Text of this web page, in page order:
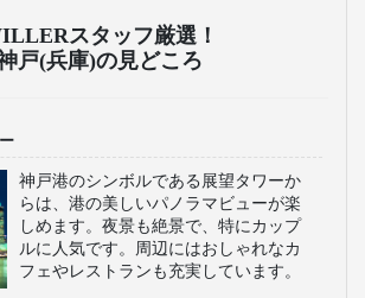
スタッフ厳選！
戸(兵庫)の見どころ
神戸港のシンボルである展望タワーか
らは、港の美しいパノラマビューが楽
しめます。夜景も絶景で、特にカップ
ルに人気です。周辺にはおしゃれなカ
フェやレストランも充実しています。